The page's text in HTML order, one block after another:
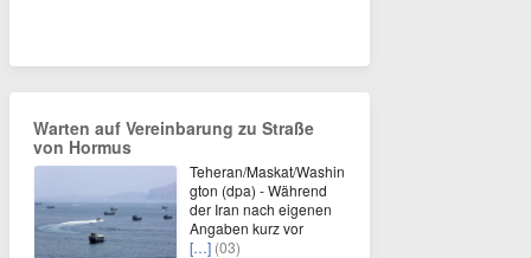
Warten auf Vereinbarung zu Straße
von Hormus
Teheran/Maskat/Washin
gton (dpa) - Während
der Iran nach eigenen
Angaben kurz vor
[…] (03)